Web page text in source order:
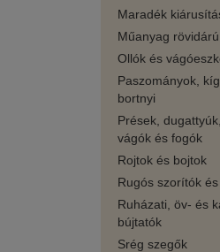
Maradék
Műanyag
Ollók és
Paszományok,
bortnyi
Prések,
vágók és fogók
Rojtok és bojtok
Rugós szorítók
Ruházati, öv- és
bújtatók
Srég szegők